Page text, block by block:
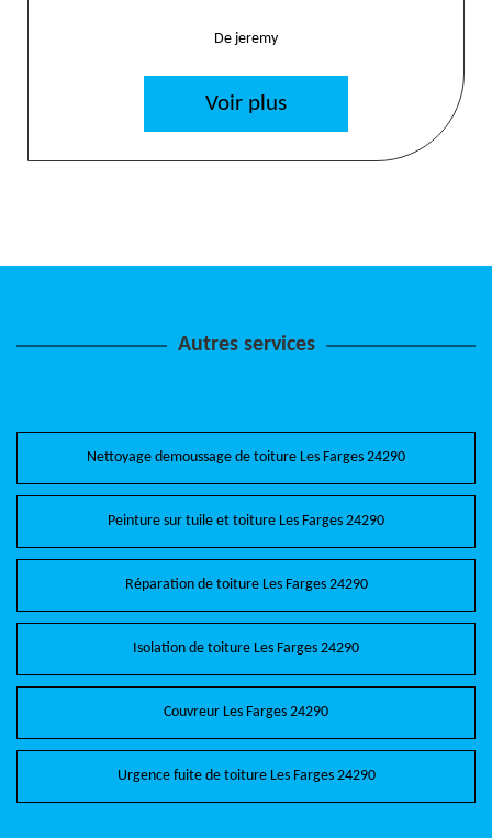
De jeremy
Voir plus
Autres services
Nettoyage demoussage de toiture Les Farges 24290
Peinture sur tuile et toiture Les Farges 24290
Réparation de toiture Les Farges 24290
Isolation de toiture Les Farges 24290
Couvreur Les Farges 24290
Urgence fuite de toiture Les Farges 24290